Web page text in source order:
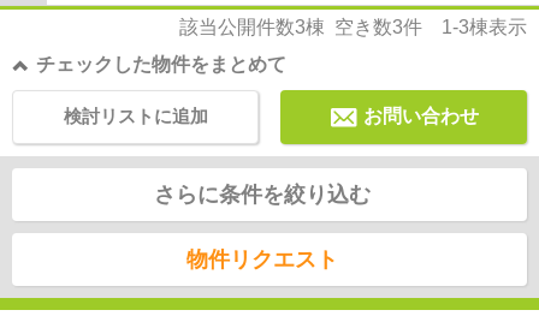
該当公開件数3棟 空き数3件 1-3棟表示
チェックした物件をまとめて
お問い合わせ
検討リストに追加
さらに条件を絞り込む
物件リクエスト